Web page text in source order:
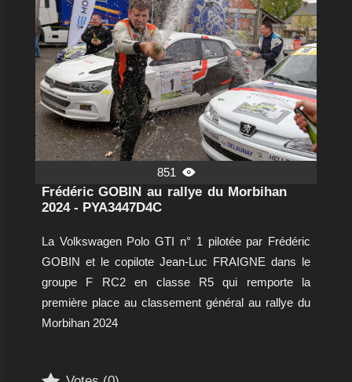
851 
Frédéric GOBIN au rallye du Morbihan
2024 - PYA3447D4C
La Volkswagen Polo GTI n° 1 pilotée par Frédéric
GOBIN et le copilote Jean-Luc FRAIGNE dans le
groupe F RC2 en classe R5 qui remporte la
première place au classement général au rallye du
Morbihan 2024